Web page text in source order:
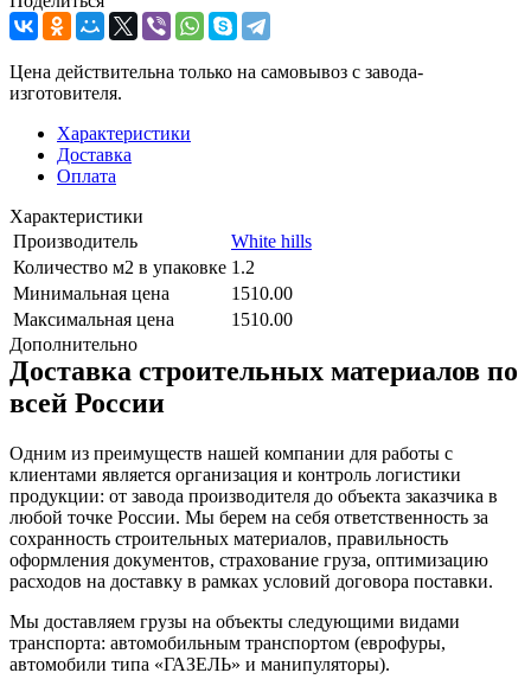
Цена действительна только на самовывоз с завода-
изготовителя.
Характеристики
Доставка
Оплата
Характеристики
Производитель
White hills
Количество м2 в упаковке 1.2
Минимальная цена
1510.00
Максимальная цена
1510.00
Дополнительно
Доставка строительных материалов по
всей России
Одним из преимуществ нашей компании для работы с
клиентами является организация и контроль логистики
продукции: от завода производителя до объекта заказчика в
любой точке России. Мы берем на себя ответственность за
сохранность строительных материалов, правильность
оформления документов, страхование груза, оптимизацию
расходов на доставку в рамках условий договора поставки.
Мы доставляем грузы на объекты следующими видами
транспорта: автомобильным транспортом (еврофуры,
автомобили типа «ГАЗЕЛЬ» и манипуляторы).